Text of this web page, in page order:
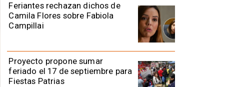
Feriantes rechazan dichos de
Camila Flores sobre Fabiola
Campillai
Proyecto propone sumar
feriado el 17 de septiembre para
Fiestas Patrias